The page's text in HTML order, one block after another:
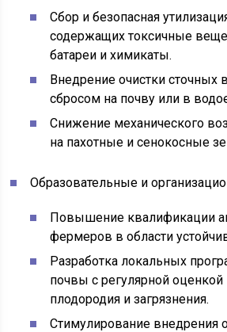
Сбор и безопасная
содержащих токсичные
батареи и химикаты.
Внедрение очистки сточных
сбросом на почву или в
Снижение механического
на пахотные и сенокосные
Образовательные и
Повышение квалификации
фермеров в области
Разработка локальных
почвы с регулярной оценкой
плодородия и загрязнения.
Стимулирование внедрения